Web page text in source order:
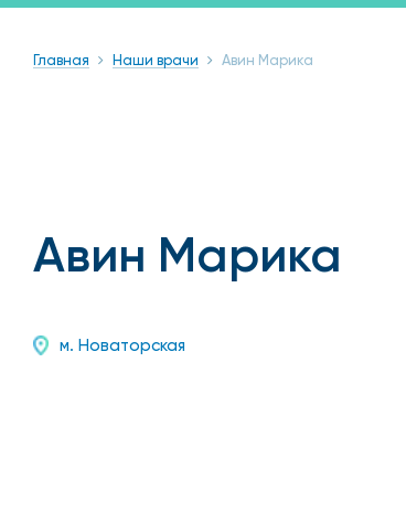
Главная Наши врачи Авин Марика
Авин Марика
м. Новаторская